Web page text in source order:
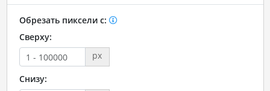
Обрезать пиксели с:
Сверху:
px
Снизу: